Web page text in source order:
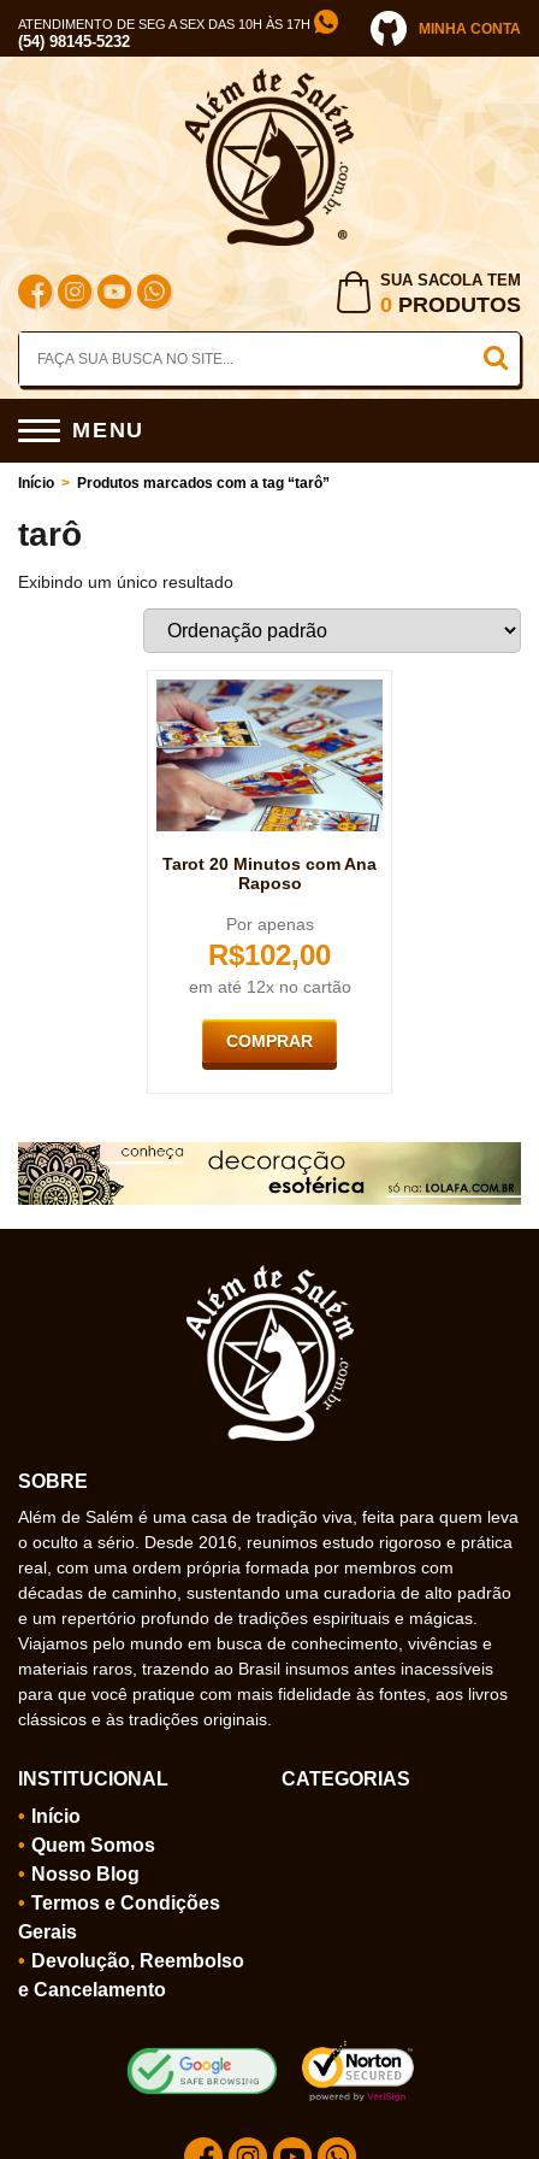
ATENDIMENTO DE SEG A SEX DAS 10H ÀS 17H
(54) 98145-5232
MINHA CONTA
SUA SACOLA TEM
0 PRODUTOS
MENU
Início > Produtos marcados com a tag “tarô”
tarô
Exibindo um único resultado
Tarot 20 Minutos com Ana
Raposo
Por apenas
R$102,00
em até 12x no cartão
COMPRAR
SOBRE
Além de Salém é uma casa de tradição viva, feita para quem leva
o oculto a sério. Desde 2016, reunimos estudo rigoroso e prática
real, com uma ordem própria formada por membros com
décadas de caminho, sustentando uma curadoria de alto padrão
e um repertório profundo de tradições espirituais e mágicas.
Viajamos pelo mundo em busca de conhecimento, vivências e
materiais raros, trazendo ao Brasil insumos antes inacessíveis
para que você pratique com mais fidelidade às fontes, aos livros
clássicos e às tradições originais.
INSTITUCIONAL
Início
Quem Somos
Nosso Blog
Termos e Condições
Gerais
Devolução, Reembolso
e Cancelamento
CATEGORIAS